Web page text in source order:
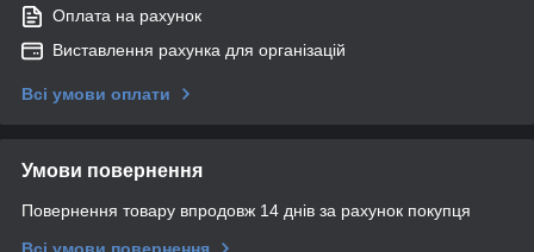
Оплата на рахунок
Виставлення рахунка для організацій
Всі умови оплати
Умови повернення
Повернення товару впродовж 14 днів за рахунок покупця